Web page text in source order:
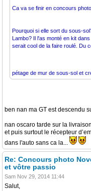
Ca va se finir en concours
Pourquoi si elle sort du sous-
Lambo? Il l'as monté en kit
serait cool de la faire roulé. Du
pétage de mur de sous-sol et
ben nan ma GT est descendu
nan oscaro tarde sur la
et puis surtout le récepteur
dans l'auto sans ca la...
Re: Concours photo
et vôtre passio
Sam Nov 29, 2014 11:44
Salut,